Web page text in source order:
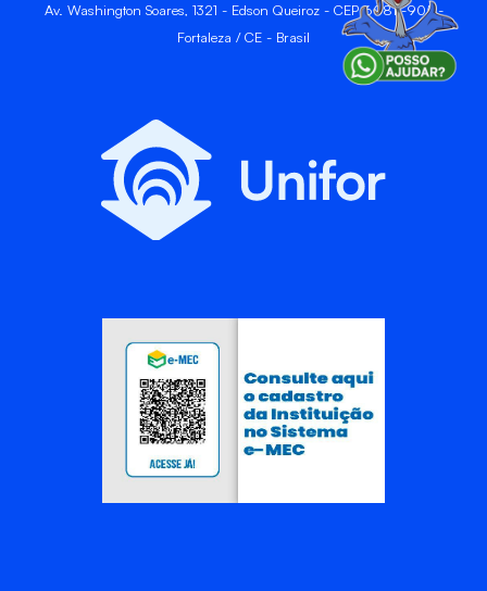
Av. Washington Soares, 1321 - Edson Queiroz - CEP 60811-905 -
Fortaleza / CE - Brasil